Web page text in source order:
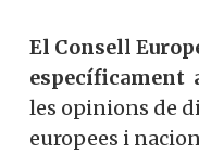
El Consell
específicament
les opinions de
europees i